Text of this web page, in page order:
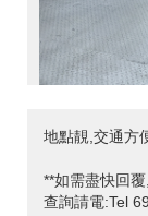
地點靚,交通方
**如需盡快回
查詢請電:Tel